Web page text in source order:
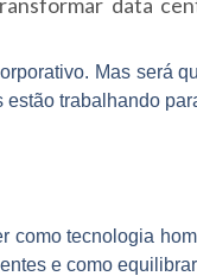
Mas será
trabalhando
como tecnologia
e como